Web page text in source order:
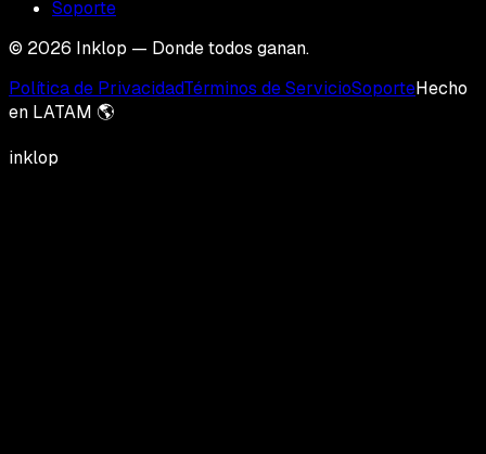
Soporte
© 2026 Inklop — Donde todos ganan.
Política de PrivacidadTérminos de ServicioSoporteHecho
en LATAM 🌎
inklop